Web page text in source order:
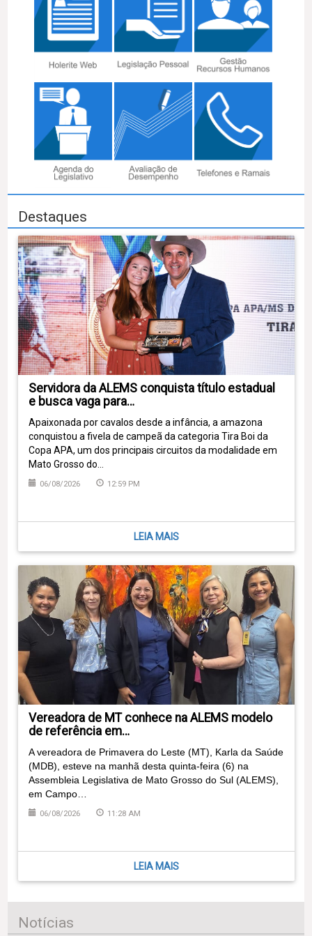
Destaques
Servidora da ALEMS conquista título estadual
e busca vaga para…
Apaixonada por cavalos desde a infância, a amazona
conquistou a fivela de campeã da categoria Tira Boi da
Copa APA, um dos principais circuitos da modalidade em
Mato Grosso do…
06/08/2026 12:59 PM
LEIA MAIS
Vereadora de MT conhece na ALEMS modelo
de referência em…
A vereadora de Primavera do Leste (MT), Karla da Saúde
(MDB), esteve na manhã desta quinta-feira (6) na
Assembleia Legislativa de Mato Grosso do Sul (ALEMS),
em Campo…
06/08/2026 11:28 AM
LEIA MAIS
Notícias